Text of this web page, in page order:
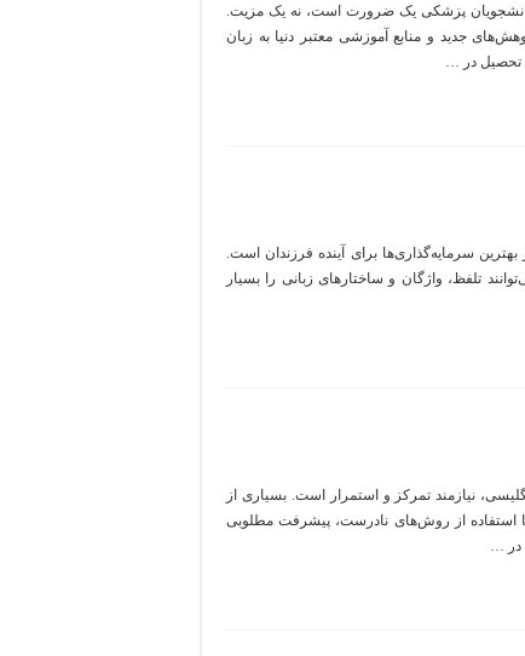
پزشکی یک ضرورت است، نه یک مزیت.
جدید و منابع آموزشی معتبر دنیا به زبان
تحصیل در …
سرمایه‌گذاری‌ها برای آینده فرزندان است.
تلفظ، واژگان و ساختارهای زبانی را بسیار
نیازمند تمرکز و استمرار است. بسیاری از
استفاده از روش‌های نادرست، پیشرفت مطلوبی
در …